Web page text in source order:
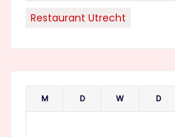
Restaurant Utrecht
M D W D